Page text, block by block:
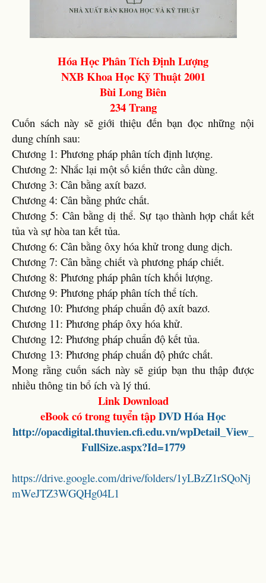
Hóa Học Phân Tích Định Lượng
NXB Khoa Học Kỹ Thuật 2001
Bùi Long Biên
234 Trang
Cuốn sách này sẽ giới thiệu đến bạn đọc những nội
dung chính sau:
Chương 1: Phương pháp phân tích định lượng.
Chương 2: Nhắc lại một số kiến thức cần dùng.
Chương 3: Cân bằng axít bazơ.
Chương 4: Cân bằng phức chất.
Chương 5: Cân bằng dị thể. Sự tạo thành hợp chất kết
tủa và sự hòa tan kết tủa.
Chương 6: Cân bằng ôxy hóa khử trong dung dịch.
Chương 7: Cân bằng chiết và phương pháp chiết.
Chương 8: Phương pháp phân tích khối lượng.
Chương 9: Phương pháp phân tích thể tích.
Chương 10: Phương pháp chuẩn độ axít bazơ.
Chương 11: Phương pháp ôxy hóa khử.
Chương 12: Phương pháp chuẩn độ kết tủa.
Chương 13: Phương pháp chuẩn độ phức chất.
Mong rằng cuốn sách này sẽ giúp bạn thu thập được
nhiều thông tin bổ ích và lý thú.
Link Download
eBook có trong tuyển tậpDVD Hóa Học
http://opacdigital.thuvien.cfi.edu.vn/wpDetail_View_
FullSize.aspx?Id=1779
https://drive.google.com/drive/folders/1yLBzZ1rSQoNj
mWeJTZ3WGQHg04L1